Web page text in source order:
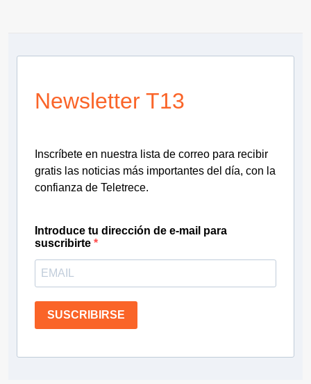
Newsletter T13
Inscríbete en nuestra lista de correo para recibir
gratis las noticias más importantes del día, con la
confianza de Teletrece.
Introduce tu dirección de e-mail para
suscribirte
SUSCRIBIRSE